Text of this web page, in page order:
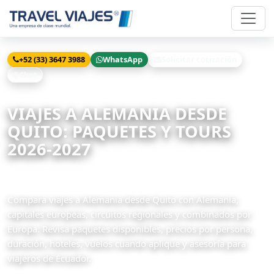
+52 (33) 3647 3988 WhatsApp
VIAJES A ALEMANIA DESDE
QUITO: PAQUETES Y TOURS
2026-2027
Compara viajes a Alemania desde Quito con Alemania,
capitales europeas, circuitos regionales y combinados por
Europa. Revisa paquetes disponibles, precios por persona,
duración, hoteles, vuelos cuando aplique y asesoría para
viajeros de Ecuador.